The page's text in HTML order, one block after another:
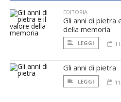
EDITORIA
Gli anni di pietra
della memoria
LEGGI
Gli anni di pietra
LEGGI